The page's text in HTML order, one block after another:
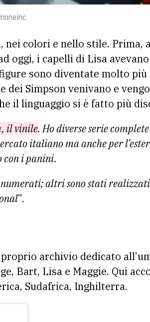
nei colori e nello stile. Prima,
oggi, i capelli di Lisa
sono diventate molto
Simpson venivano e
il linguaggio si è fatto più
il vinile. Ho diverse serie
italiano ma anche per
con i panini.
numerati; altri sono stati
”.
archivio dedicato
Bart, Lisa e Maggie. Qui
Sudafrica, Inghilterra.